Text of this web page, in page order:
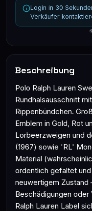
Login in 30
Verkäufer
Beschreibung
Polo Ralph Lauren
Rundhalsausschnitt
Rippenbündchen.
Emblem in Gold, Rot
Lorbeerzweigen und
(1967) sowie 'RL'
Material
ordentlich gefaltet
neuwertigem Zustand
Beschädigungen oder
Ralph Lauren Label